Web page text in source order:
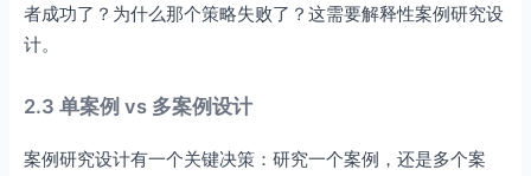
者成功了？为什么那个策略失败了？这需要解释性案例研究设
计。
2.3 单案例 vs 多案例设计
案例研究设计有一个关键决策：研究一个案例，还是多个案